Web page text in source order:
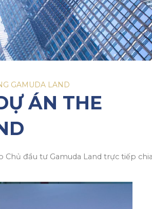
GAMUDA LAND
ÁN THE
đầu tư Gamuda Land trực tiếp